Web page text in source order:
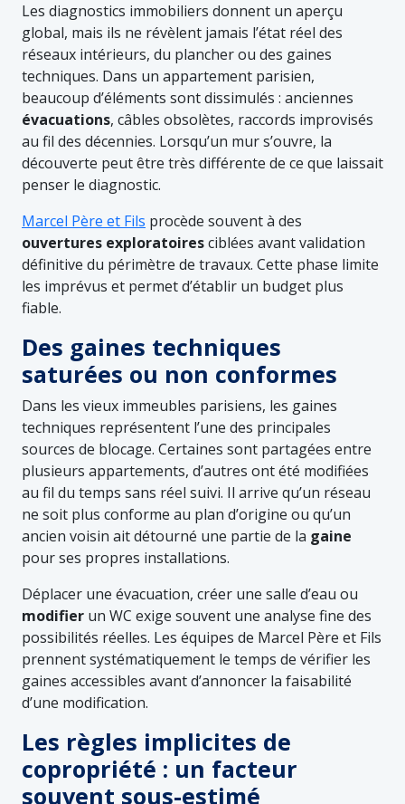
Les diagnostics immobiliers donnent un aperçu
global, mais ils ne révèlent jamais l’état réel des
réseaux intérieurs, du plancher ou des gaines
techniques. Dans un appartement parisien,
beaucoup d’éléments sont dissimulés : anciennes
évacuations, câbles obsolètes, raccords improvisés
au fil des décennies. Lorsqu’un mur s’ouvre, la
découverte peut être très différente de ce que laissait
penser le diagnostic.
Marcel Père et Fils procède souvent à des
ouvertures exploratoiresciblées avant validation
définitive du périmètre de travaux. Cette phase limite
les imprévus et permet d’établir un budget plus
fiable.
Des gaines techniques
saturées ou non conformes
Dans les vieux immeubles parisiens, les gaines
techniques représentent l’une des principales
sources de blocage. Certaines sont partagées entre
plusieurs appartements, d’autres ont été modifiées
au fil du temps sans réel suivi. Il arrive qu’un réseau
ne soit plus conforme au plan d’origine ou qu’un
ancien voisin ait détourné une partie de la gaine
pour ses propres installations.
Déplacer une évacuation, créer une salle d’eau ou
modifier un WC exige souvent une analyse fine des
possibilités réelles. Les équipes de Marcel Père et Fils
prennent systématiquement le temps de vérifier les
gaines accessibles avant d’annoncer la faisabilité
d’une modification.
Les règles implicites de
copropriété : un facteur
souvent sous-estimé